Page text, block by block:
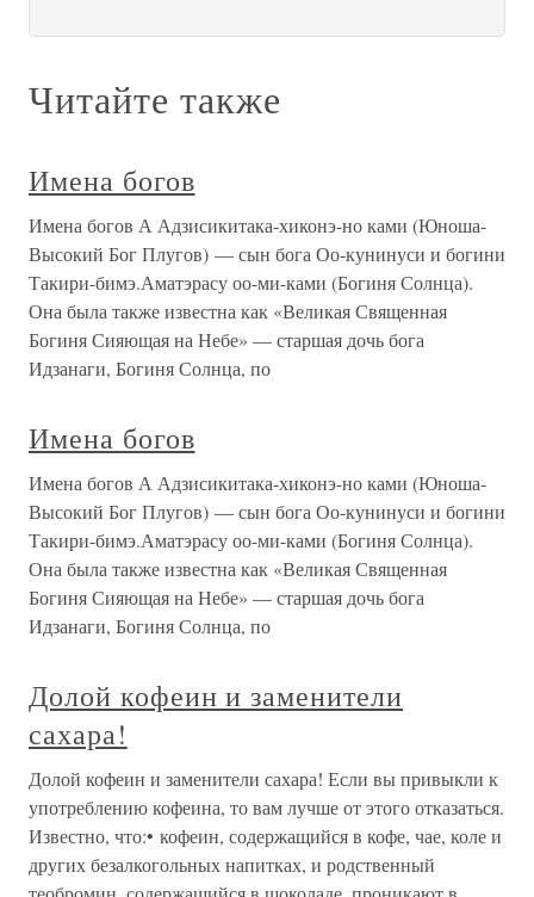
Читайте также
Имена богов
Имена богов А Адзисикитака-хиконэ-но ками (Юноша-
Высокий Бог Плугов) — сын бога Оо-кунинуси и богини
Такири-бимэ.Аматэрасу оо-ми-ками (Богиня Солнца).
Она была также известна как «Великая Священная
Богиня Сияющая на Небе» — старшая дочь бога
Идзанаги, Богиня Солнца, по
Имена богов
Имена богов А Адзисикитака-хиконэ-но ками (Юноша-
Высокий Бог Плугов) — сын бога Оо-кунинуси и богини
Такири-бимэ.Аматэрасу оо-ми-ками (Богиня Солнца).
Она была также известна как «Великая Священная
Богиня Сияющая на Небе» — старшая дочь бога
Идзанаги, Богиня Солнца, по
Долой кофеин и заменители
сахара!
Долой кофеин и заменители сахара! Если вы привыкли к
употреблению кофеина, то вам лучше от этого отказаться.
Известно, что:• кофеин, содержащийся в кофе, чае, коле и
других безалкогольных напитках, и родственный